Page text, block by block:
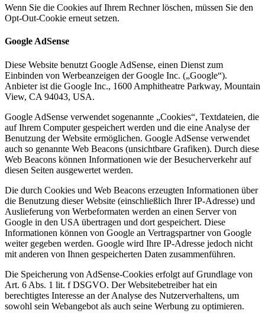
Wenn Sie die Cookies auf Ihrem Rechner löschen, müssen Sie den
Opt-Out-Cookie erneut setzen.
Google AdSense
Diese Website benutzt Google AdSense, einen Dienst zum
Einbinden von Werbeanzeigen der Google Inc. („Google“).
Anbieter ist die Google Inc., 1600 Amphitheatre Parkway, Mountain
View, CA 94043, USA.
Google AdSense verwendet sogenannte „Cookies“, Textdateien, die
auf Ihrem Computer gespeichert werden und die eine Analyse der
Benutzung der Website ermöglichen. Google AdSense verwendet
auch so genannte Web Beacons (unsichtbare Grafiken). Durch diese
Web Beacons können Informationen wie der Besucherverkehr auf
diesen Seiten ausgewertet werden.
Die durch Cookies und Web Beacons erzeugten Informationen über
die Benutzung dieser Website (einschließlich Ihrer IP-Adresse) und
Auslieferung von Werbeformaten werden an einen Server von
Google in den USA übertragen und dort gespeichert. Diese
Informationen können von Google an Vertragspartner von Google
weiter gegeben werden. Google wird Ihre IP-Adresse jedoch nicht
mit anderen von Ihnen gespeicherten Daten zusammenführen.
Die Speicherung von AdSense-Cookies erfolgt auf Grundlage von
Art. 6 Abs. 1 lit. f DSGVO. Der Websitebetreiber hat ein
berechtigtes Interesse an der Analyse des Nutzerverhaltens, um
sowohl sein Webangebot als auch seine Werbung zu optimieren.